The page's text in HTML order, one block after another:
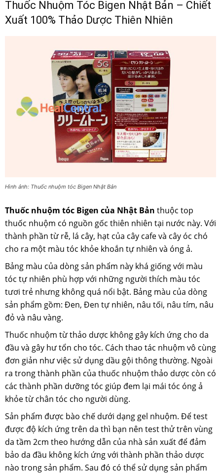
Thuốc Nhuộm Tóc Bigen Nhật Bản – Chiết
Xuất 100% Thảo Dược Thiên Nhiên
Hình ảnh: Thuốc nhuộm tóc Bigen Nhật Bản
Thuốc nhuộm tóc Bigen của Nhật Bản thuộc top
thuốc nhuộm có nguồn gốc thiên nhiên tại nước này. Với
thành phần từ rễ, lá cây, hạt của cây cafe và cây óc chó
cho ra một màu tóc khỏe khoắn tự nhiên và óng ả.
Bảng màu của dòng sản phẩm này khá giống với màu
tóc tự nhiên phù hợp với những người thích màu tóc
tươi trẻ nhưng không quá nổi bật. Bảng màu của dòng
sản phẩm gồm: Đen, Đen tự nhiên, nâu tối, nâu tím, nâu
đỏ và nâu vàng.
Thuốc nhuộm từ thảo dược không gây kích ứng cho da
đầu và gây hư tổn cho tóc. Cách thao tác nhuộm vô cùng
đơn giản như việc sử dụng dầu gội thông thường. Ngoài
ra trong thành phần của thuốc nhuộm thảo dược còn có
các thành phần dưỡng tóc giúp đem lại mái tóc óng ả
khỏe từ chân tóc cho người dùng.
Sản phẩm được bào chế dưới dạng gel nhuộm. Để test
được độ kích ứng trên da thì bạn nên test thử trên vùng
da tầm 2cm theo hướng dẫn của nhà sản xuất để đảm
bảo da đầu không kích ứng với thành phần thảo dược
nào trong sản phẩm. Sau đó có thể sử dụng sản phẩm